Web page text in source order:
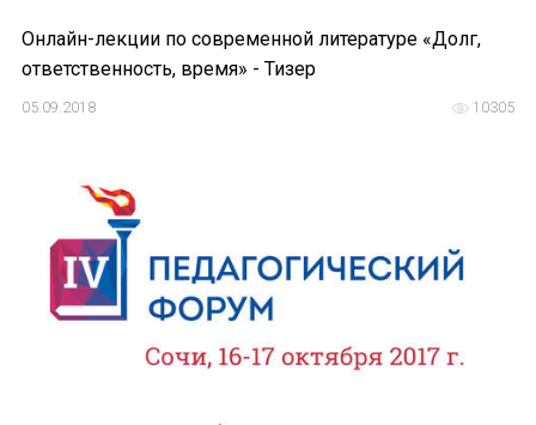
Онлайн-лекции по современной литературе «Долг,
ответственность, время» - Тизер
10305
05.09.2018